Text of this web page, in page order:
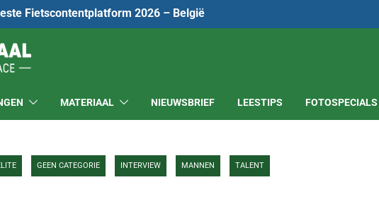
Fietscontentplatform 2026 – België
MATERIAAL NIEUWSBRIEF LEESTIPS FOTOSPECIALS
GEEN CATEGORIE INTERVIEW MANNEN TALENT